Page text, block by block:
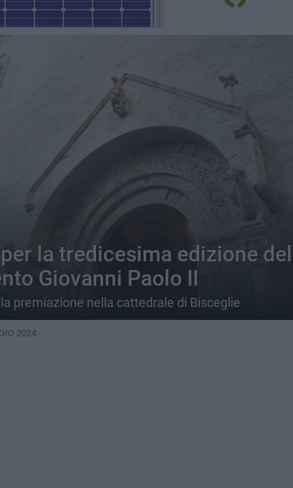
la tredicesima edizione del
Giovanni Paolo II
premiazione nella cattedrale di Bisceglie
2024